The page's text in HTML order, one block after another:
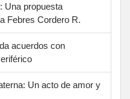
Una propuesta
Febres Cordero R.
acuerdos con
Un acto de amor y